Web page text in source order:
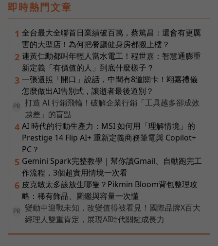
即時熱門文章
1 全台最大全聯首日業績破百萬，蔡篤昌：還會有更厲
害的大型店！為何把餐廳健身房都搬上樓？
2 連黃仁勳都叫年輕人當水電工！程世嘉：智慧通膨重
新定義「有價值的人」到底什麼樣子？
3 一張遺照「開口」說話，中間有8道關卡！翊嘉禮儀
怎麼做出AI告別式，讓逝者最後道別？
PR
打造 AI 行銷飛輪！破解企業行銷「工具越多卻成效
越差」的盲點
4 AI 時代的行動生產力：MSI 如何用「理解情境」的
Prestige 14 Flip AI+ 重新定義商務筆電與 Copilot+
PC？
5 Gemini Spark完整教學｜幫你讀Gmail、自動跑完工
作流程，3個超實用情境一次看
6 皮克敏太多該放生哪隻？Pikmin Bloom背包整理攻
略：稀有飾品、圖鑑與容量一次懂
PR
變動中迎戰未知，改變值得被看見！國際品牌X百大
經理人雙重肯定，展現AI時代關鍵成長力